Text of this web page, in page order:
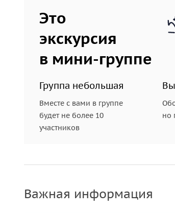
Это
экскурсия
в мини-группе
Группа небольшая
Вместе с вами в группе
будет не более 10
участников
но
Важная информация